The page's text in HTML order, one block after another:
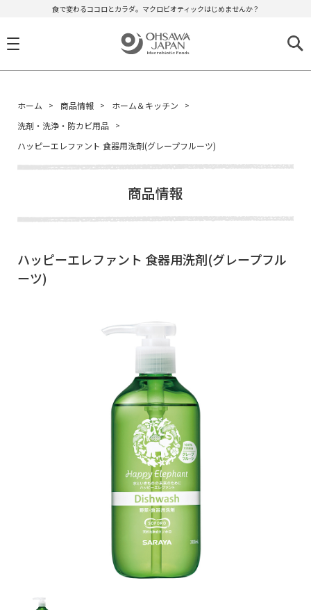
食で変わるココロとカラダ。マクロビオティックはじめませんか？
ホーム 商品情報
ホーム＆キッチン
洗剤・洗浄・防カビ用品
ハッピーエレファント 食器用洗剤(グレープフルーツ)
商品情報
ハッピーエレファント 食器用洗剤(グレープフル
ーツ)